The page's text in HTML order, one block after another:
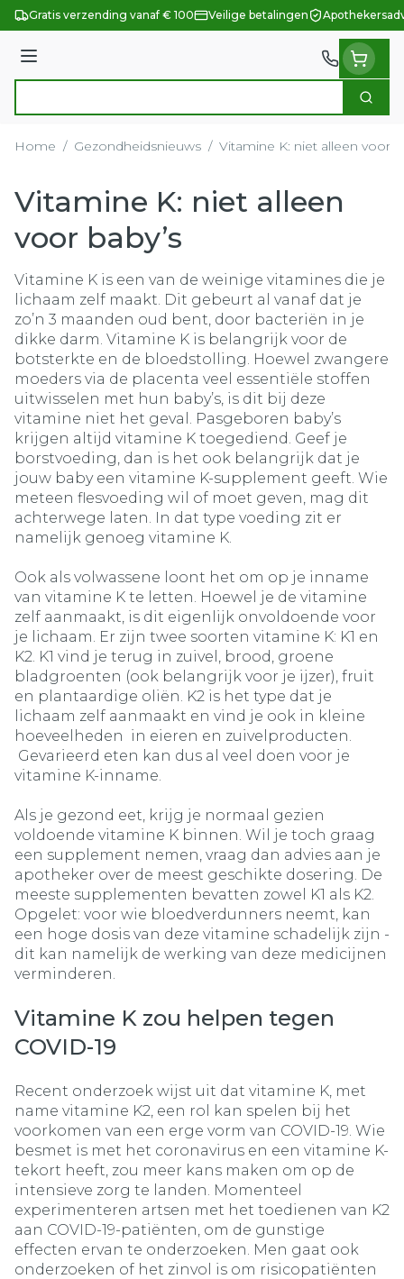
Ga naar de inhoud
Gratis verzending vanaf € 100 Veilige betalingen
Menu
Zoek
Home / Gezondheidsnieuws / Vitamine K: niet alleen voor
Vitamine K: niet alleen
voor baby’s
Vitamine K is een van de weinige vitamines die je
lichaam zelf maakt. Dit gebeurt al vanaf dat je
zo’n 3 maanden oud bent, door bacteriën in je
dikke darm. Vitamine K is belangrijk voor de
botsterkte en de bloedstolling. Hoewel zwangere
moeders via de placenta veel essentiële stoffen
uitwisselen met hun baby’s, is dit bij deze
vitamine niet het geval. Pasgeboren baby’s
krijgen altijd vitamine K toegediend. Geef je
borstvoeding, dan is het ook belangrijk dat je
jouw baby een vitamine K-supplement geeft. Wie
meteen flesvoeding wil of moet geven, mag dit
achterwege laten. In dat type voeding zit er
namelijk genoeg vitamine K.
Ook als volwassene loont het om op je inname
van vitamine K te letten. Hoewel je de vitamine
zelf aanmaakt, is dit eigenlijk onvoldoende voor
je lichaam. Er zijn twee soorten vitamine K: K1 en
K2. K1 vind je terug in zuivel, brood, groene
bladgroenten (ook belangrijk voor je ijzer), fruit
en plantaardige oliën. K2 is het type dat je
lichaam zelf aanmaakt en vind je ook in kleine
hoeveelheden in eieren en zuivelproducten.
Gevarieerd eten kan dus al veel doen voor je
vitamine K-inname.
Als je gezond eet, krijg je normaal gezien
voldoende vitamine K binnen. Wil je toch graag
een supplement nemen, vraag dan advies aan je
apotheker over de meest geschikte dosering. De
meeste supplementen bevatten zowel K1 als K2.
Opgelet: voor wie bloedverdunners neemt, kan
een hoge dosis van deze vitamine schadelijk zijn -
dit kan namelijk de werking van deze medicijnen
verminderen.
Vitamine K zou helpen tegen
COVID-19
Recent onderzoek wijst uit dat vitamine K, met
name vitamine K2, een rol kan spelen bij het
voorkomen van een erge vorm van COVID-19. Wie
besmet is met het coronavirus en een vitamine K-
tekort heeft, zou meer kans maken om op de
intensieve zorg te landen. Momenteel
experimenteren artsen met het toedienen van K2
aan COVID-19-patiënten, om de gunstige
effecten ervan te onderzoeken. Men gaat ook
onderzoeken of het zinvol is om risicopatiënten